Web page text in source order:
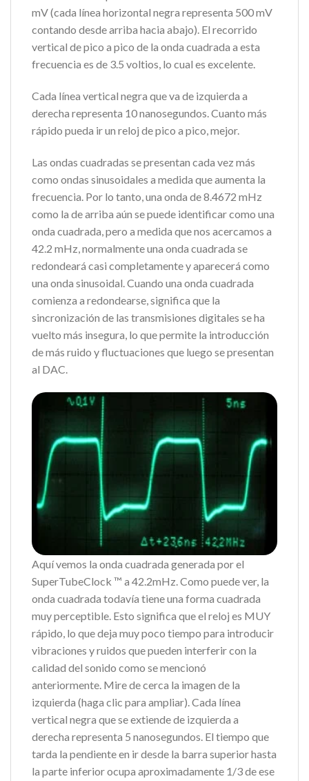
mV (cada línea horizontal negra representa 500 mV
contando desde arriba hacia abajo). El recorrido
vertical de pico a pico de la onda cuadrada a esta
frecuencia es de 3.5 voltios, lo cual es excelente.
Cada línea vertical negra que va de izquierda a
derecha representa 10 nanosegundos. Cuanto más
rápido pueda ir un reloj de pico a pico, mejor.
Las ondas cuadradas se presentan cada vez más
como ondas sinusoidales a medida que aumenta la
frecuencia. Por lo tanto, una onda de 8.4672 mHz
como la de arriba aún se puede identificar como una
onda cuadrada, pero a medida que nos acercamos a
42.2 mHz, normalmente una onda cuadrada se
redondeará casi completamente y aparecerá como
una onda sinusoidal. Cuando una onda cuadrada
comienza a redondearse, significa que la
sincronización de las transmisiones digitales se ha
vuelto más insegura, lo que permite la introducción
de más ruido y fluctuaciones que luego se presentan
al DAC.
Aquí vemos la onda cuadrada generada por el
SuperTubeClock ™ a 42.2mHz. Como puede ver, la
onda cuadrada todavía tiene una forma cuadrada
muy perceptible. Esto significa que el reloj es MUY
rápido, lo que deja muy poco tiempo para introducir
vibraciones y ruidos que pueden interferir con la
calidad del sonido como se mencionó
anteriormente. Mire de cerca la imagen de la
izquierda (haga clic para ampliar). Cada línea
vertical negra que se extiende de izquierda a
derecha representa 5 nanosegundos. El tiempo que
tarda la pendiente en ir desde la barra superior hasta
la parte inferior ocupa aproximadamente 1/3 de ese